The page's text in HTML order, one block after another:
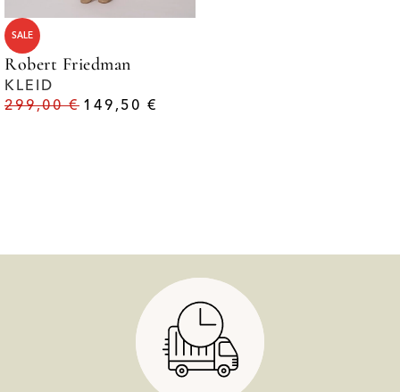
SALE
Robert Friedman
KLEID
299,00€ 149,50€